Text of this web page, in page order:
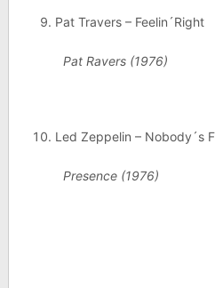
Pat Travers – Feelin´Right
Pat Ravers (1976)
Led Zeppelin – Nobody´s
Presence (1976)